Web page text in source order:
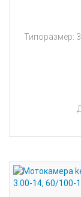
Типоразмер: